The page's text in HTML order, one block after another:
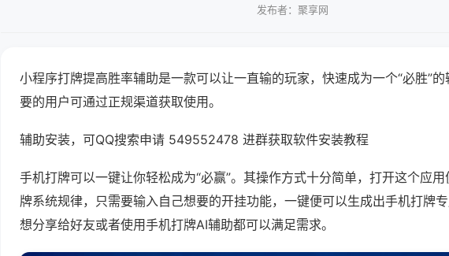
发布者：聚享网
小程序打牌提高胜率辅助是一款可以让一直输的玩家，快速成为一个“必胜”
要的用户可通过正规渠道获取使用。
辅助安装，可QQ搜索申请 549552478 进群获取软件安装教程
手机打牌可以一键让你轻松成为“必赢”。其操作方式十分简单，打开这个应
牌系统规律，只需要输入自己想要的开挂功能，一键便可以生成出手机打牌
想分享给好友或者使用手机打牌AI辅助都可以满足需求。